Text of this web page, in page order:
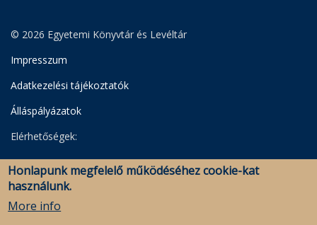
© 2026 Egyetemi Könyvtár és Levéltár
Impresszum
Adatkezelési tájékoztatók
Álláspályázatok
Elérhetőségek:
Egyetemi Könyvtár
Levéltár
Savaria Könyvtár és Levéltár (Szombathely)
Honlapunk megfelelő működéséhez cookie-kat
használunk.
More info